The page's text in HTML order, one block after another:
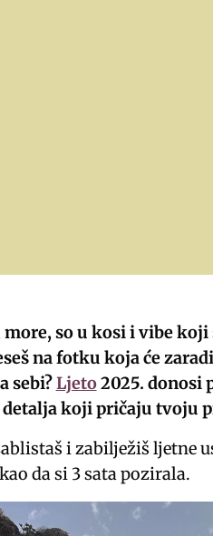
more, so u kosi i vibe
na fotku koja će
sebi?Ljeto2025. donosi
koji pričaju tvoju
i zabilježiš ljetne
da si 3 sata pozirala.